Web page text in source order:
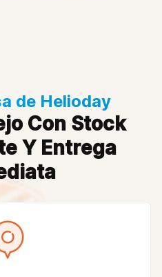
de Helioday
Con Stock
Y Entrega